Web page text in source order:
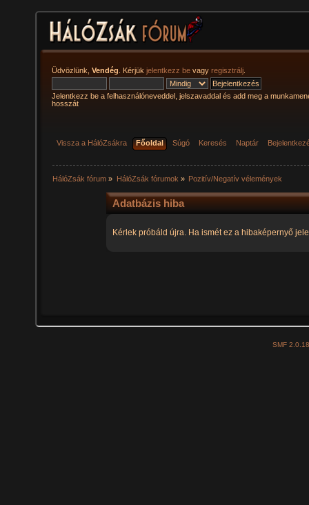
Üdvözlünk, Vendég . Kérjük jelentkezz be vagy regisztrálj
Jelentkezz be a felhasználóneveddel, jelszavaddal és add meg a
hosszát
Vissza a HálóZsákra Főoldal Súgó Keresés Naptár
HálóZsák fórum » HálóZsák fórumok » Pozitív/Negatív vélemények
Adatbázis hiba
Kérlek próbáld újra. Ha ismét ez a hibaképernyő
SMF 2.0.18